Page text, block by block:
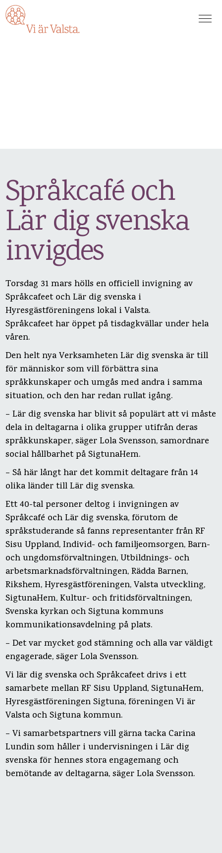
Språkcafé och
Lär dig svenska
invigdes
Torsdag 31 mars hölls en officiell invigning av
Språkcafeet och Lär dig svenska i
Hyresgästföreningens lokal i Valsta.
Språkcafeet har öppet på tisdagkvällar under hela
våren.
Den helt nya Verksamheten Lär dig svenska är till
för människor som vill förbättra sina
språkkunskaper och umgås med andra i samma
situation, och den har redan rullat igång.
– Lär dig svenska har blivit så populärt att vi måste
dela in deltagarna i olika grupper utifrån deras
språkkunskaper, säger Lola Svensson, samordnare
social hållbarhet på SigtunaHem.
– Så här långt har det kommit deltagare från 14
olika länder till Lär dig svenska.
Ett 40-tal personer deltog i invigningen av
Språkcafé och Lär dig svenska, förutom de
språkstuderande så fanns representanter från RF
Sisu Uppland, Individ- och familjeomsorgen, Barn-
och ungdomsförvaltningen, Utbildnings- och
arbetsmarknadsförvaltningen, Rädda Barnen,
Rikshem, Hyresgästföreningen, Valsta utveckling,
SigtunaHem, Kultur- och fritidsförvaltningen,
Svenska kyrkan och Sigtuna kommuns
kommunikationsavdelning på plats.
– Det var mycket god stämning och alla var väldigt
engagerade, säger Lola Svensson.
Vi lär dig svenska och Språkcafeet drivs i ett
samarbete mellan RF Sisu Uppland, SigtunaHem,
Hyresgästföreningen Sigtuna, föreningen Vi är
Valsta och Sigtuna kommun.
– Vi samarbetspartners vill gärna tacka Carina
Lundin som håller i undervisningen i Lär dig
svenska för hennes stora engagemang och
bemötande av deltagarna, säger Lola Svensson.